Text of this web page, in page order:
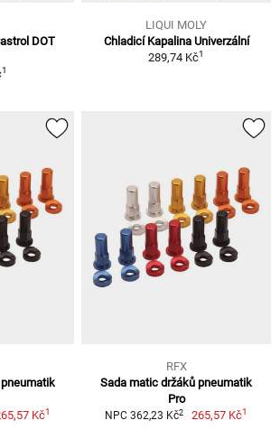
DOT
1
LIQUI MOLY
Chladicí Kapalina Univerzální
289,74 Kč1
Kč1
RFX
Sada matic držáků pneumatik
Pro
NPC 362,23 Kč2 265,57 Kč1